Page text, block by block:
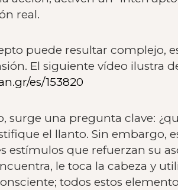
real.
puede resultar complejo,
El siguiente vídeo ilustra
es/153820
surge una pregunta clave:
el llanto. Sin embargo,
estímulos que refuerzan su
le toca la cabeza y
todos estos